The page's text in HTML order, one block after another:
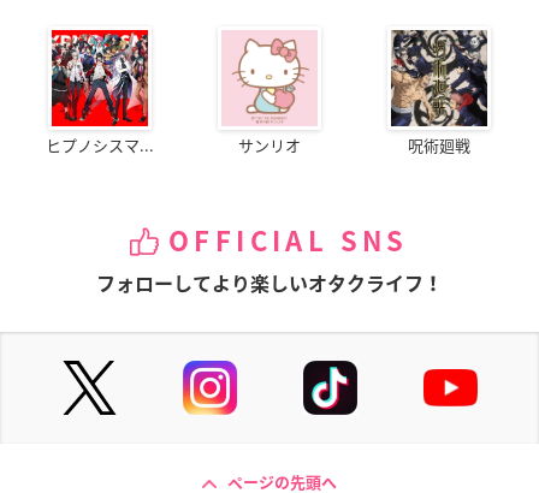
ヒプノシスマ... サンリオ 呪術廻戦
OFFICIAL SNS
フォローしてより楽しいオタクライフ！
ページの先頭へ